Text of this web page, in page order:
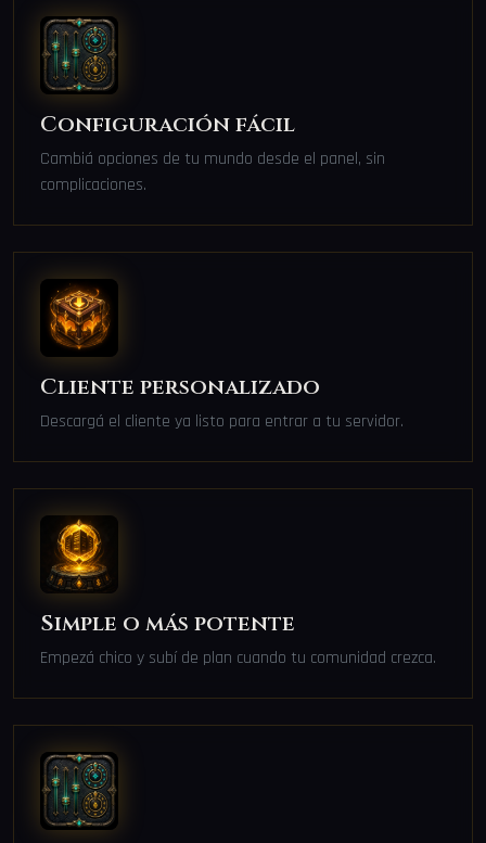
Configuración fácil
Cambiá opciones de tu mundo desde el panel, sin
complicaciones.
Cliente personalizado
Descargá el cliente ya listo para entrar a tu servidor.
Simple o más potente
Empezá chico y subí de plan cuando tu comunidad crezca.